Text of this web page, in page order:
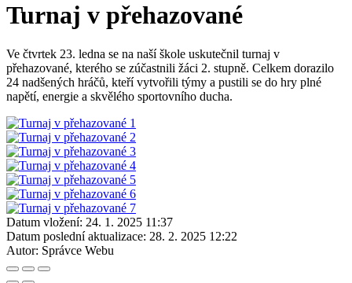
Turnaj v přehazované
Ve čtvrtek 23. ledna se na naší škole uskutečnil turnaj v
přehazované, kterého se zúčastnili žáci 2. stupně. Celkem dorazilo
24 nadšených hráčů, kteří vytvořili týmy a pustili se do hry plné
napětí, energie a skvělého sportovního ducha.
Datum vložení: 24. 1. 2025 11:37
Datum poslední aktualizace: 28. 2. 2025 12:22
Autor: Správce Webu